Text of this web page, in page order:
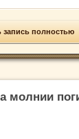
запись полностью
молнии